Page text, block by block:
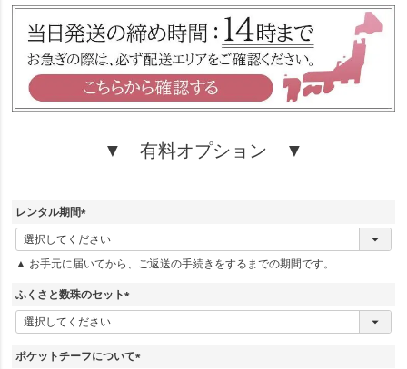
▼ 有料オプション ▼
レンタル期間
(
必
須
▲ お手元に届いてから、ご返送の手続きをするまでの期間です。
ふくさと数珠のセット
(
必
ポケットチーフについて